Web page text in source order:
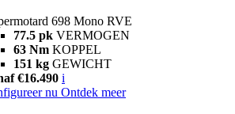
698 Mono RVE
77.5 pk VERMOGEN
63 Nm KOPPEL
151 kg GEWICHT
€16.490 i
nu Ontdek meer